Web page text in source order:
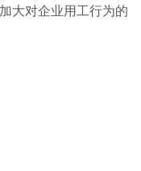
大对企业用工行为的